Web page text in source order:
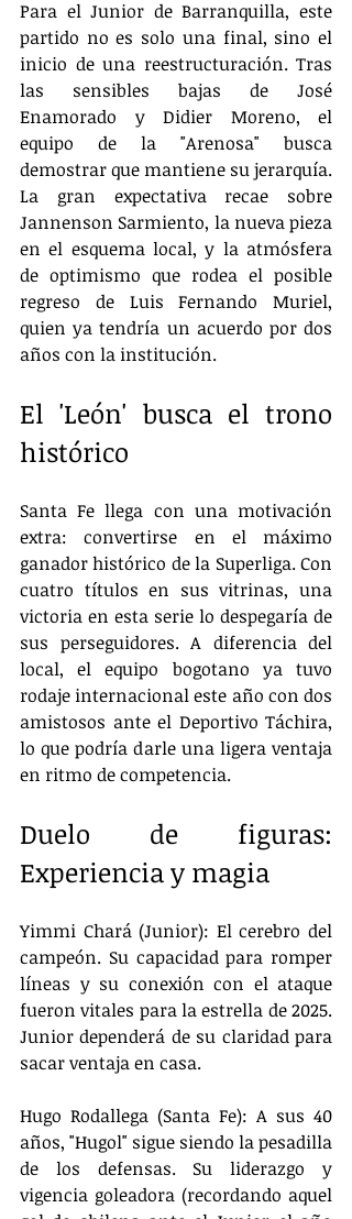
Para el Junior de Barranquilla, este
partido no es solo una final, sino el
inicio de una reestructuración. Tras
las sensibles bajas de José
Enamorado y Didier Moreno, el
equipo de la "Arenosa" busca
demostrar que mantiene su jerarquía.
La gran expectativa recae sobre
Jannenson Sarmiento, la nueva pieza
en el esquema local, y la atmósfera
de optimismo que rodea el posible
regreso de Luis Fernando Muriel,
quien ya tendría un acuerdo por dos
años con la institución.
El 'León' busca el trono
histórico
Santa Fe llega con una motivación
extra: convertirse en el máximo
ganador histórico de la Superliga. Con
cuatro títulos en sus vitrinas, una
victoria en esta serie lo despegaría de
sus perseguidores. A diferencia del
local, el equipo bogotano ya tuvo
rodaje internacional este año con dos
amistosos ante el Deportivo Táchira,
lo que podría darle una ligera ventaja
en ritmo de competencia.
Duelo de figuras:
Experiencia y magia
Yimmi Chará (Junior): El cerebro del
campeón. Su capacidad para romper
líneas y su conexión con el ataque
fueron vitales para la estrella de 2025.
Junior dependerá de su claridad para
sacar ventaja en casa.
Hugo Rodallega (Santa Fe): A sus 40
años, "Hugol" sigue siendo la pesadilla
de los defensas. Su liderazgo y
vigencia goleadora (recordando aquel